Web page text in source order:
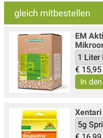
gleich mitbestellen
EM
€ 15,95
Xentari